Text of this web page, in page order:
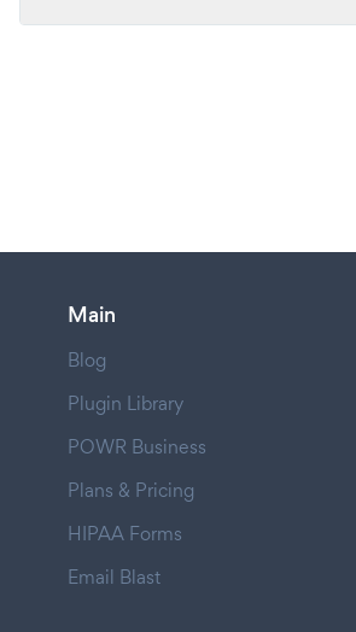
Main
Blog
Plugin Library
POWR Business
Plans & Pricing
HIPAA Forms
Email Blast